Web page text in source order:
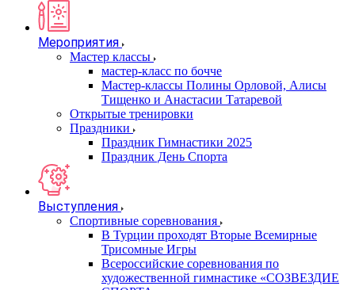
Мероприятия
Мастер классы
мастер-класс по бочче
Мастер-классы Полины Орловой, Алисы
Тищенко и Анастасии Татаревой
Открытые тренировки
Праздники
Праздник Гимнастики 2025
Праздник День Спорта
Выступления
Спортивные соревнования
В Турции проходят Вторые Всемирные
Трисомные Игры
Всероссийские соревнования по
художественной гимнастике «СОЗВЕЗДИЕ